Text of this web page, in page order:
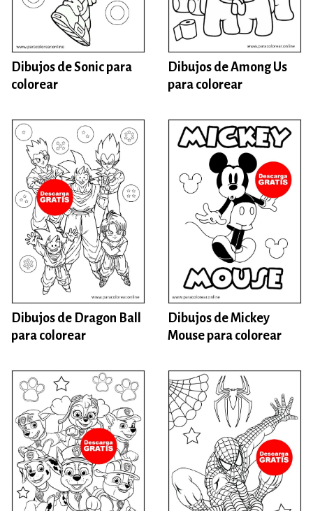
Dibujos de Sonic para
colorear
Dibujos de Among Us
para colorear
Dibujos de Dragon Ball
para colorear
Dibujos de Mickey
Mouse para colorear